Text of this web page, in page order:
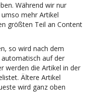
Während wir nur
mehr Artikel
größten Teil an Content
so wird nach dem
auf der
werden die Artikel in der
Ältere Artikel
wird ganz oben